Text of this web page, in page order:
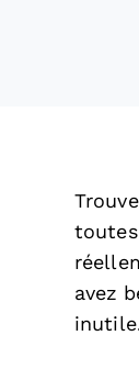
toutes
avez